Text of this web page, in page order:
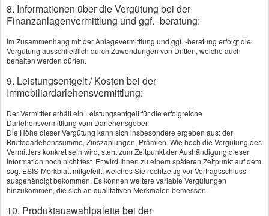
seine Bürger beim Thema Altersvorsorge selbst
aktiv werden. Denn nur allein von der
gesetzlichen Rentenversicherung wird es
zunehmend schwerer, seinen Lebensstandard
aufrecht zu halten. Um Anreize zu schaffen, das
aufzubessern, fördert der Staat verschiedene
Lösungen und Produkte zur Altersvorsorge. Hier
ist die Riester-Rente mit ihren Zulagen, zum
Beispiel für jedes Kind, ein bekanntes Beispiel.
Die staatlich geförderte Altersvorsorge wurde
8. Informationen über die Vergütung bei der
Finanzanlagenvermittlung und ggf. -beratung:
Im Zusammenhang mit der Anlagevermittlung und ggf. -beratung erfolgt die
Vergütung ausschließlich durch Zuwendungen von Dritten, welche auch
behalten werden dürfen.
9. Leistungsentgelt / Kosten bei der
Immobiliardarlehensvermittlung:
Der Vermittler erhält ein Leistungsentgelt für die erfolgreiche
Darlehensvermittlung vom Darlehensgeber.
Die Höhe dieser Vergütung kann sich insbesondere ergeben aus: der
Bruttodarlehenssumme, Zinszahlungen, Prämien. Wie hoch die Vergütung des
Vermittlers konkret sein wird, steht zum Zeitpunkt der Aushändigung dieser
Information noch nicht fest. Er wird Ihnen zu einem späteren Zeitpunkt auf dem
sog. ESIS-Merkblatt mitgeteilt, welches Sie rechtzeitig vor Vertragsschluss
ausgehändigt bekommen. Es können weitere variable Vergütungen
hinzukommen, die sich an qualitativen Merkmalen bemessen.
10. Produktauswahlpalette bei der